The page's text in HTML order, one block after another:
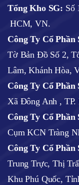
Tổng Kho SG: Số
HCM, VN.
Công Ty Cổ
Tờ Bản Đồ Số 2,
Lâm, Khánh Hòa,
Công Ty Cổ
Xã Đông Anh , TP.
Công Ty Cổ
Cụm KCN Tràng
Công Ty Cổ
Trung Trực, Thị
Khu Phú Quốc,